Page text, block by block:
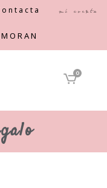
Mi cuenta
0